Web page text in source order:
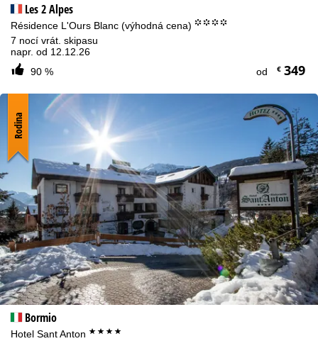
Les 2 Alpes
Résidence L'Ours Blanc (výhodná cena) °°°°
7 nocí vrát. skipasu
napr. od 12.12.26
90 %
od €349
Bormio
Hotel Sant Anton ****
Rodina